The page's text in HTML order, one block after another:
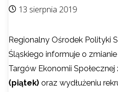
13 sierpnia 2019
Regionalny Ośrodek Polityki
Śląskiego informuje o zmianie
Targów Ekonomii Społecznej
(piątek) oraz wydłużeniu